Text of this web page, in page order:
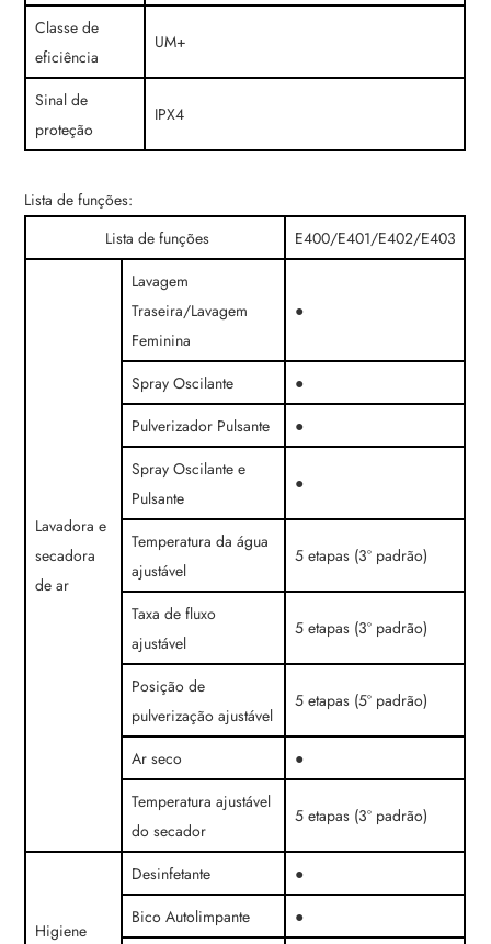
Classe de
eficiência
UM+
Sinal de
proteção
IPX4
Lista de funções:
Lista de funções
E400/E401/E402/E403
Lavadora e
secadora
de ar
Lavagem
Traseira/Lavagem
Feminina
●
Spray Oscilante
●
Pulverizador Pulsante
●
Spray Oscilante e
Pulsante
●
Temperatura da água
ajustável
5 etapas (3º padrão)
Taxa de fluxo
ajustável
5 etapas (3º padrão)
Posição de
pulverização ajustável
5 etapas (5º padrão)
Ar seco
●
Temperatura ajustável
do secador
5 etapas (3º padrão)
Higiene
Desinfetante
●
Bico Autolimpante
●